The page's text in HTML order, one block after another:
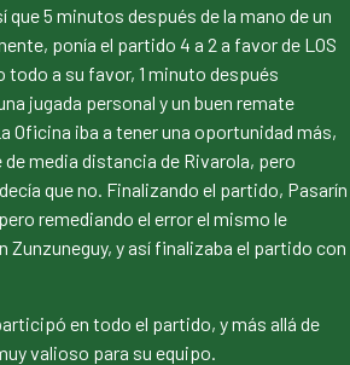
que 5 minutos después de la mano de un
ponía el partido 4 a 2 a favor de LOS
todo a su favor, 1 minuto después
jugada personal y un buen remate
Oficina iba a tener una oportunidad más,
de media distancia de Rivarola, pero
que no. Finalizando el partido, Pasarín
remediando el error el mismo le
Zunzuneguy, y así finalizaba el partido con
en todo el partido, y más allá de
valioso para su equipo.